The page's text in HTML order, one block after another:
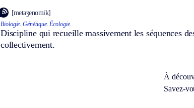
[metaʒenomik]
Biologie. Génétique. Écologie.
Discipline qui recueille massivement les séquences
collectivement.
À
Savez-